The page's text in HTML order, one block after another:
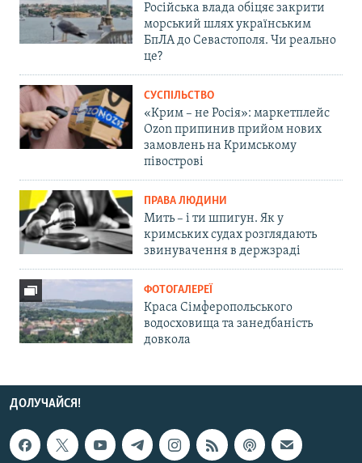
Російська влада обіцяє закрити
морський шлях українським
БпЛА до Севастополя. Чи реально
це?
СУСПІЛЬСТВО
«Крим – не Росія»: маркетплейс
Ozon припинив прийом нових
замовлень на Кримському
півострові
ПРАВА ЛЮДИНИ
Мить – і ти шпигун. Як у
кримських судах розглядають
звинувачення в держзраді
ФОТОГАЛЕРЕЇ
Краса Сімферопольського
водосховища та занедбаність
довкола
ДОЛУЧАЙСЯ!